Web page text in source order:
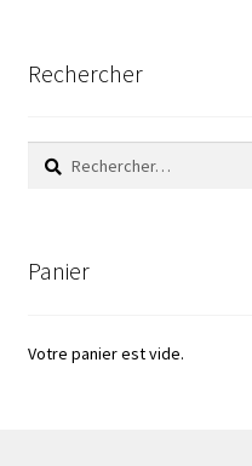
Lampes UV
Logiciel de supervision FNet
Rechercher
Rechercher :
Panier
Votre panier est vide.